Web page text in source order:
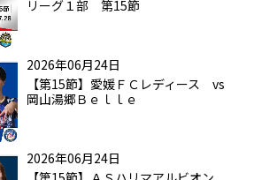
リーグ１部 第15節
2026年06月24日
【第15節】愛媛ＦＣレディース vs
岡山湯郷Ｂｅｌｌｅ
2026年06月24日